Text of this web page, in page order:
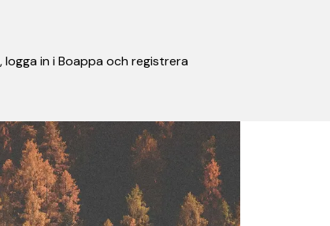
in i Boappa och registrera